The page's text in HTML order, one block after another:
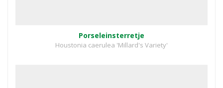
Porseleinsterretje
Houstonia caerulea 'Millard's Variety'